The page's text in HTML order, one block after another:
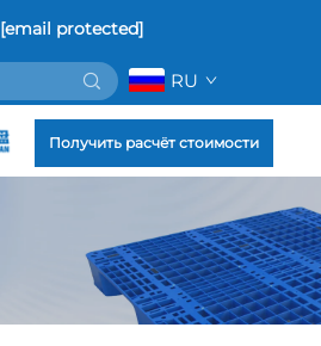
[email protected]
RU
Получить расчёт стоимости